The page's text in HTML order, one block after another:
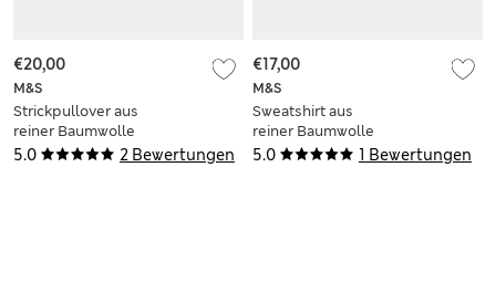
5.0 2 Bewertungen
M&S
Strickpullover aus
reiner Baumwolle
mit Tulpen-Motiv (0–
€20,00
5.0 1 Bewertungen
M&S
Sweatshirt aus
reiner Baumwolle
mit Stickerei (0–3 J.)
€17,00